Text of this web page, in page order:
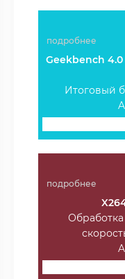
подробнее
Geekbench
Итоговый
подробнее